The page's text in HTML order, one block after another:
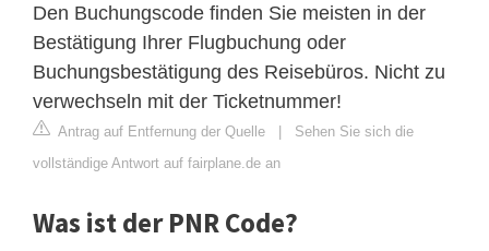
Den Buchungscode finden Sie meisten in der
Bestätigung Ihrer Flugbuchung oder
Buchungsbestätigung des Reisebüros. Nicht zu
verwechseln mit der Ticketnummer!
Antrag auf Entfernung der Quelle | Sehen Sie sich die
vollständige Antwort auf fairplane.de an
Was ist der PNR Code?